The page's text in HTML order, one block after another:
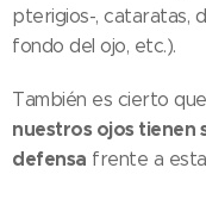
pterigios-, cataratas,
fondo del ojo, etc.).
También es cierto
nuestros ojos tienen
defensa frente a